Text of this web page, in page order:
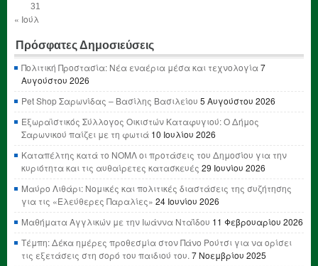
31
« Ιούλ
Πρόσφατες Δημοσιεύσεις
Πολιτική Προστασία: Νέα εναέρια μέσα και τεχνολογία7
Αυγούστου 2026
Pet Shop Σαρωνίδας – Βασίλης Βασιλείου 5 Αυγούστου 2026
Εξωραϊστικός Σύλλογος Οικιστών Καταφυγιού: Ο Δήμος
Σαρωνικού παίζει με τη φωτιά 10 Ιουλίου 2026
Καταπέλτης κατά το ΝΟΜΛ οι προτάσεις του Δημοσίου για την
κυριότητα και τις αυθαίρετες κατασκευές 29 Ιουνίου 2026
Μαύρο Λιθάρι: Νομικές και πολιτικές διαστάσεις της συζήτησης
για τις «Ελεύθερες Παραλίες» 24 Ιουνίου 2026
Μαθήματα Αγγλικών με την Ιωάννα Νταΐδου 11 Φεβρουαρίου 2026
Τέμπη: Δέκα ημέρες προθεσμία στον Πάνο Ρούτσι για να ορίσει
τις εξετάσεις στη σορό του παιδιού του. 7 Νοεμβρίου 2025